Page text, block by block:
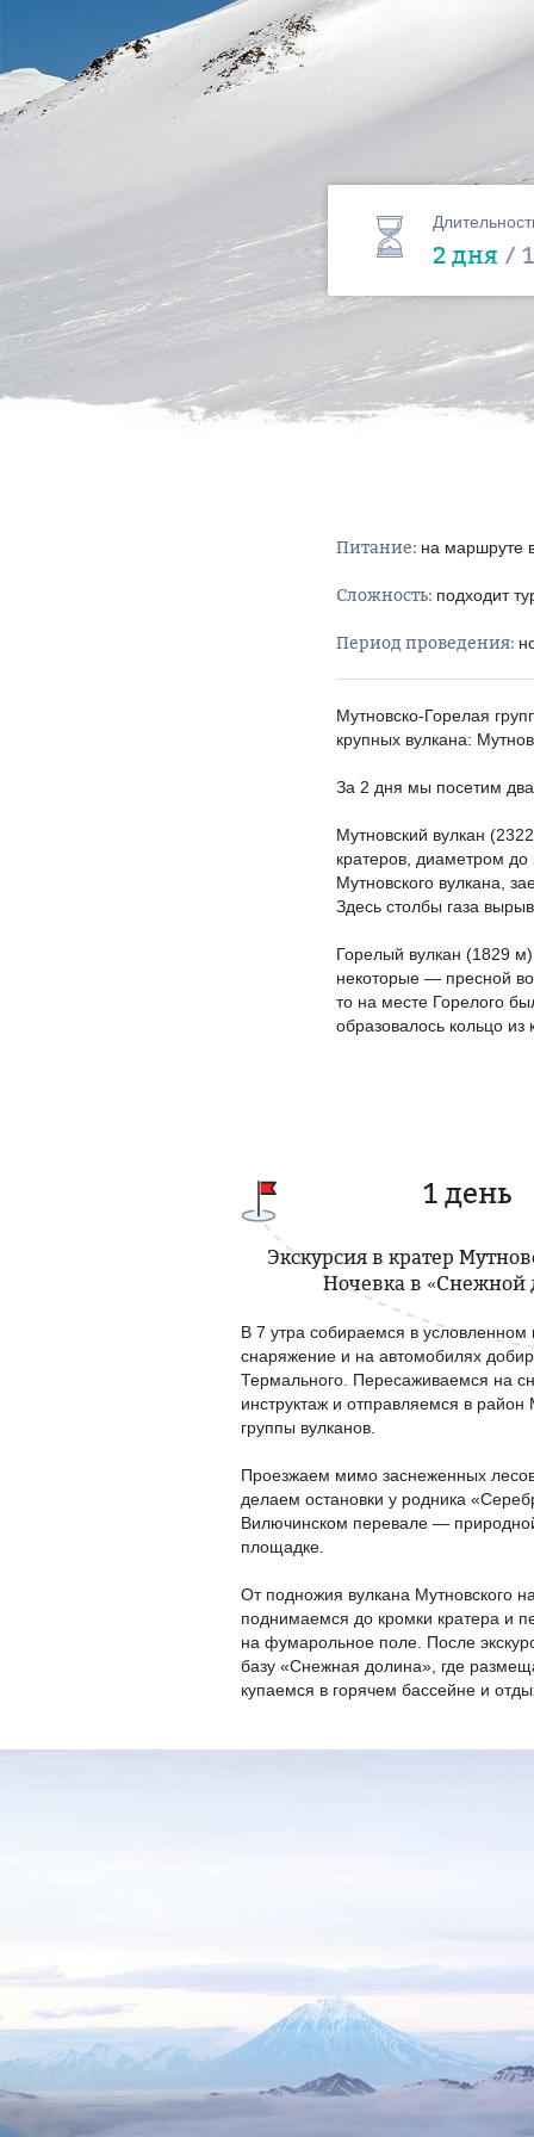
2 дня /
Питание: на маршруте
Сложность: подходит
Период проведения:
Мутновско-Горелая
крупных вулкана:
За 2 дня мы посетим
Мутновский вулкан
кратеров, диаметром
Мутновского вулкана,
Здесь столбы газа
Горелый вулкан (1829
некоторые — пресной
то на месте Горелого
образовалось кольцо из
1 день
Экскурсия в кратер
Ночевка в «Снежной
В 7 утра собираемся в
снаряжение и на автомобилях
Термального. Пересаживаемся на
инструктаж и отправляемся в район
группы вулканов.
Проезжаем мимо заснеженных
делаем остановки у родника
Вилючинском перевале —
площадке.
От подножия вулкана Мутновского
поднимаемся до кромки кратера и
на фумарольное поле. После
базу «Снежная долина», где
купаемся в горячем бассейне и